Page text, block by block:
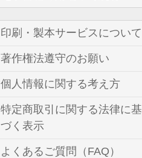
印刷・製本サービスについて
著作権法遵守のお願い
個人情報に関する考え方
特定商取引に関する法律に基
づく表示
よくあるご質問（FAQ）